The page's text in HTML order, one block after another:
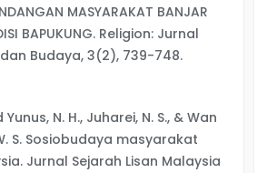
MASYARAKAT BANJAR
BAPUKUNG. Religion: Jurnal
Budaya, 3(2), 739-748.
Yunus, N. H., Juharei, N. S., & Wan
S. Sosiobudaya masyarakat
Jurnal Sejarah Lisan Malaysia